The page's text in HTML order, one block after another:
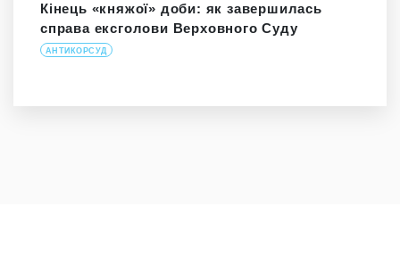
Кінець «княжої» доби: як завершилась
справа ексголови Верховного Суду
АНТИКОРСУД